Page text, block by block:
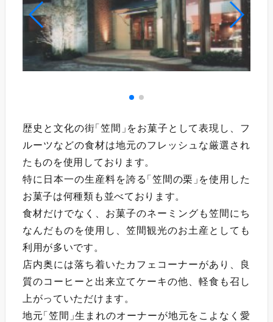
歴史と文化の街「笠間 」をお菓子として表現し、フ
ルーツなどの食材は地元のフレッシュな厳選され
たものを使用しております。
特に日本一の生産料を誇る「笠間の栗 」を使用した
お菓子は何種類も並べております。
食材だけでなく、お菓子のネーミングも笠間にち
なんだものを使用し、笠間観光のお土産としても
利用が多いです。
店内奥には落ち着いたカフェコーナーがあり、良
質のコーヒーと出来立てケーキの他、軽食も召し
上がっていただけます。
地元「笠間 」生まれのオーナーが地元をこよなく愛